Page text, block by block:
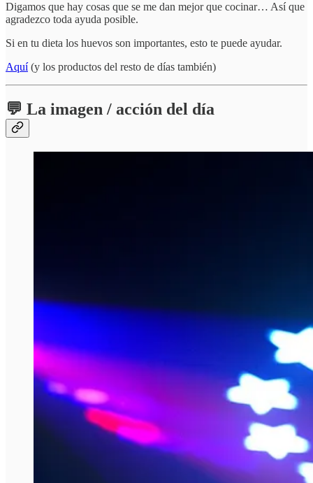
Digamos que hay cosas que se me dan mejor que cocinar… Así que
agradezco toda ayuda posible.
Si en tu dieta los huevos son importantes, esto te puede ayudar.
Aquí(y los productos del resto de días también)
💬 La imagen / acción del día